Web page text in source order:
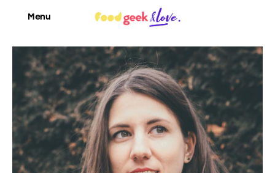
Menu
Food’News
Food’Com
Food’Art